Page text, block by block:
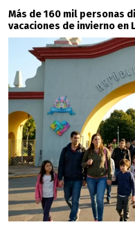
Más de 160 mil personas
vacaciones de invierno en